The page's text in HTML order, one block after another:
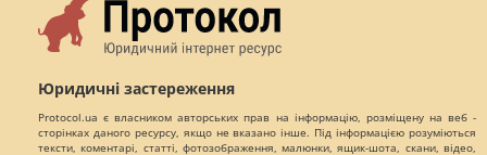
Юридичні застереження
Protocol.ua є власником авторських прав на інформацію, розміщену на веб -
сторінках даного ресурсу, якщо не вказано інше. Під інформацією розуміються
тексти, коментарі, статті, фотозображення, малюнки, ящик-шота, скани, відео,